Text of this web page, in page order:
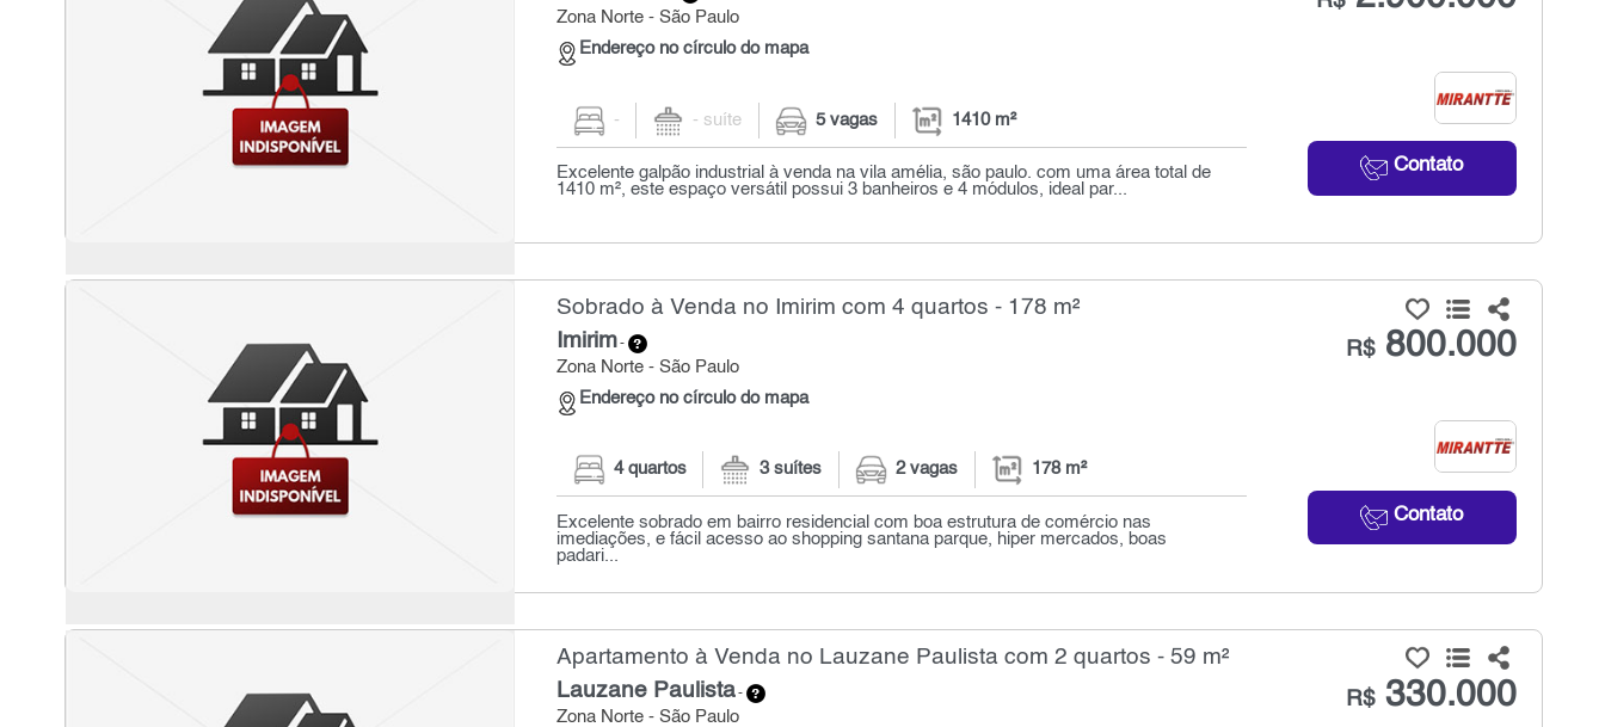
Zona Norte - São Paulo
Endereço no círculo do mapa
Contato
- - suíte 5 vagas 1410 m²
Excelente galpão industrial à venda na vila amélia, são paulo. com uma área total de
1410 m², este espaço versátil possui 3 banheiros e 4 módulos, ideal par...
Sobrado à Venda no Imirim com 4 quartos - 178 m²
Imirim-
Zona Norte - São Paulo
Endereço no círculo do mapa
R$800.000
Contato
4 quartos 3 suítes 2 vagas 178 m²
Excelente sobrado em bairro residencial com boa estrutura de comércio nas
imediações, e fácil acesso ao shopping santana parque, hiper mercados, boas
padari...
Apartamento à Venda no Lauzane Paulista com 2 quartos - 59 m²
Lauzane Paulista-
Zona Norte - São Paulo
R$330.000